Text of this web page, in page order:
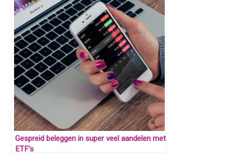
Gespreid beleggen in super veel aandelen met
ETF’s